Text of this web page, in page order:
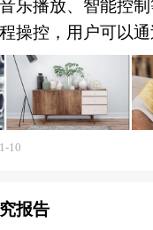
乐播放、智能控
操控，用户可以
设置，包括水温
浴缸多用于豪华
亚克力材料制作
器以及可调节喷头
金形态，以收回投
10
报告